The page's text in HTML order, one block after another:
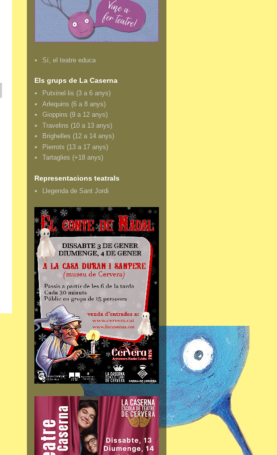
Sí, el teatre educa
Els grups de La Caserna
Putxinel·lis (3 a 6 anys)
Arlequins (6 a 8 anys)
Gioppins (9 a 12 anys)
Travelins (10 a 13 anys)
Brighelles (12 a 14 anys)
Pierrots (13 a 17 anys)
Tartaglies (+18 anys)
Representacions teatrals
Llegenda de Sant Jordi